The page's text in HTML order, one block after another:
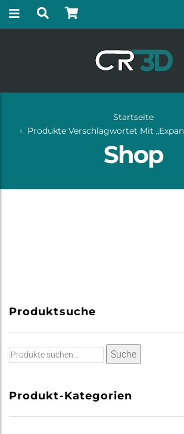
Startseite
Produkte Verschlagwortet Mit
Shop
Produktsuche
Suche
Suche
Produkt-Kategorien